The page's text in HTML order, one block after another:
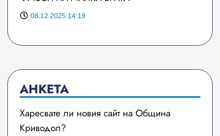
08.12.2025 14:19
АНКЕТА
Харесвате ли новия сайт на Община
Криводол?